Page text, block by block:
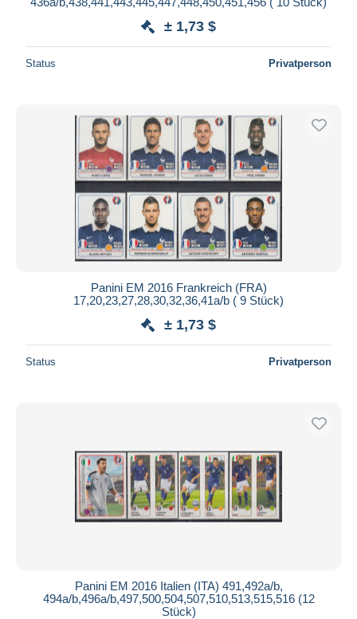
± 1,73 $
Status Privatperson
Panini EM 2016 Frankreich (FRA)
17,20,23,27,28,30,32,36,41a/b ( 9 Stück)
± 1,73 $
Status Privatperson
Panini EM 2016 Italien (ITA) 491,492a/b,
494a/b,496a/b,497,500,504,507,510,513,515,516 (12
Stück)